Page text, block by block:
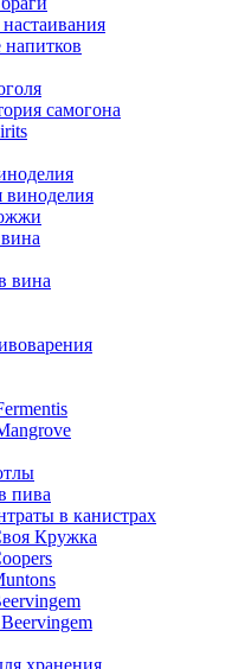
самогона
виноделия
вина
пива
в канистрах
Кружка
хранения